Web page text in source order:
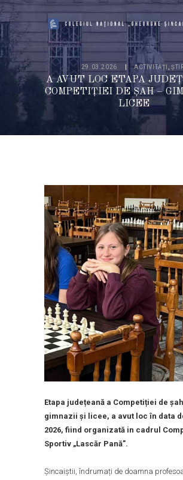
29.03.2026 ACTIVITĂȚI ,
A AVUT LOC ETAPA
COMPETIȚIEI DE ȘAH –
LICEE
Etapa județeană a Competiției de
gimnazii și licee, a avut loc în data
2026, fiind organizată in cadrul
Sportiv „Lascăr Pană”.
Șincaiștii, îndrumați de doamna